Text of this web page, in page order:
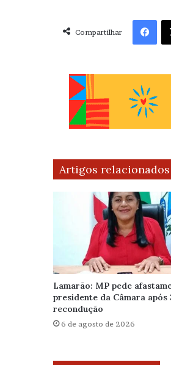
Compartilhar
Facebook
Artigos relacionados
Lamarão: MP pede
presidente da Câmara após
recondução
6 de agosto de 2026